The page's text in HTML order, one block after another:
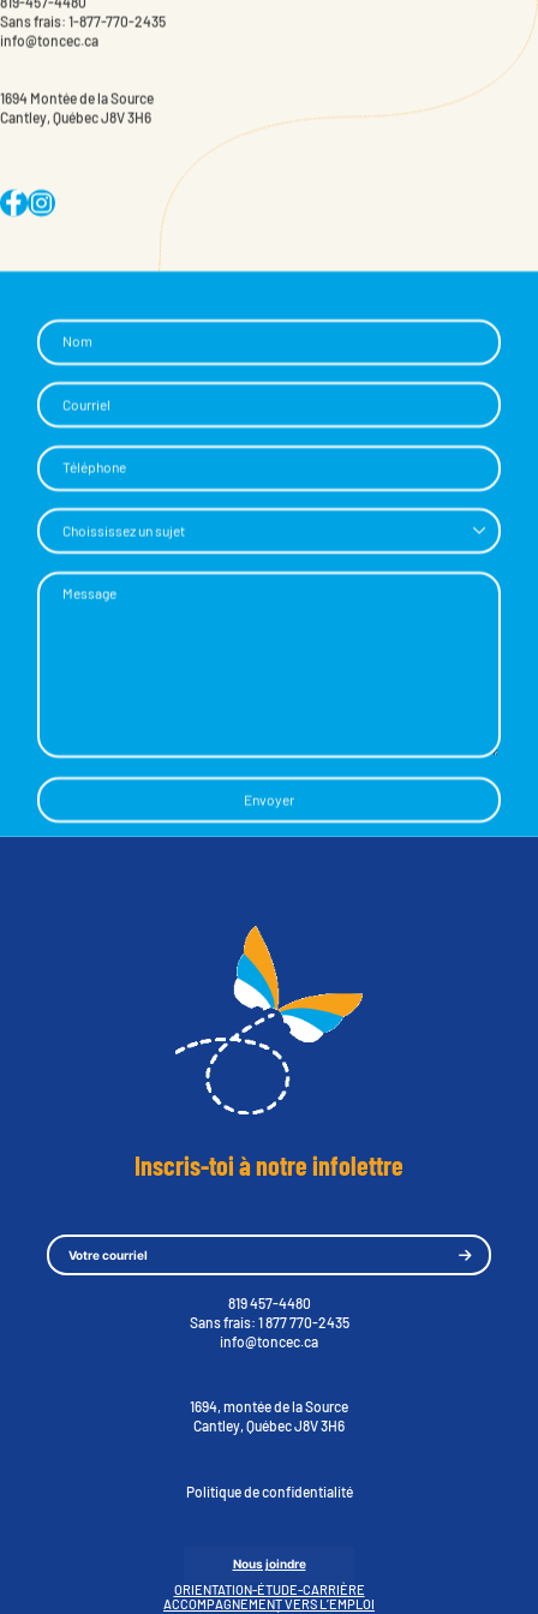
Sans frais: 1-877-770-2435
info@toncec.ca
1694 Montée de la Source
Cantley, Québec J8V 3H6
Instagram
Inscris-toi à notre infolettre
819 457-4480
Sans frais: 1 877 770-2435
info@toncec.ca
1694, montée de la Source
Cantley, Québec J8V 3H6
Politique de confidentialité
Nous joindre
ORIENTATION-ÉTUDE-CARRIÈRE
ACCOMPAGNEMENT VERS L’EMPLOI